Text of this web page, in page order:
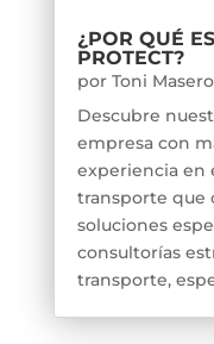
¿POR QUÉ
PROTECT?
por Toni Masero
Descubre
empresa con
experiencia en
transporte que
soluciones
consultorías
transporte,